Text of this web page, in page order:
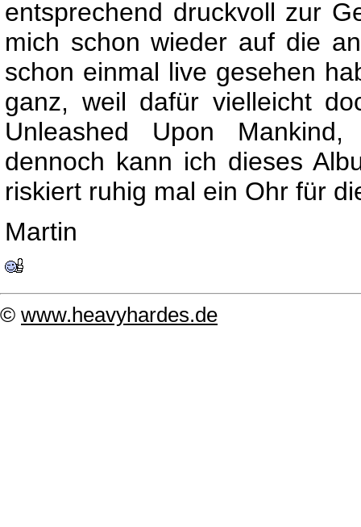
entsprechend druckvoll zur
mich schon wieder auf die
schon einmal live gesehen
ganz, weil dafür vielleicht
Unleashed Upon
dennoch kann ich dieses
riskiert ruhig mal ein Ohr für
Martin
© www.heavyhardes.de